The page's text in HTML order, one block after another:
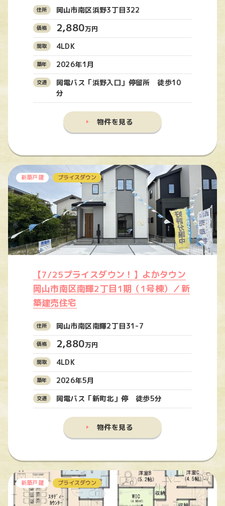
岡山市南区浜野3丁目322
2,880万円
4LDK
2026年1月
岡電バス「浜野入口」停留所 徒歩10
分
物件を見る
新築戸建 プライスダウン
【7/25プライスダウン！】よかタウン
岡山市南区南輝2丁目1期（1号棟）／新
築建売住宅
岡山市南区南輝2丁目31-7
2,880万円
4LDK
2026年5月
岡電バス「新町北」停 徒歩5分
物件を見る
新築戸建 プライスダウン